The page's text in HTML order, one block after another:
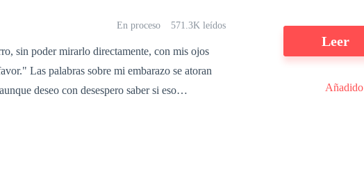
En proceso 571.3K leídos
sin poder mirarlo directamente, con mis ojos
Las palabras sobre mi embarazo se atoran
deseo con desespero saber si eso
nosotros, Sebastián. Yo me encargué de
Leer
Añadido